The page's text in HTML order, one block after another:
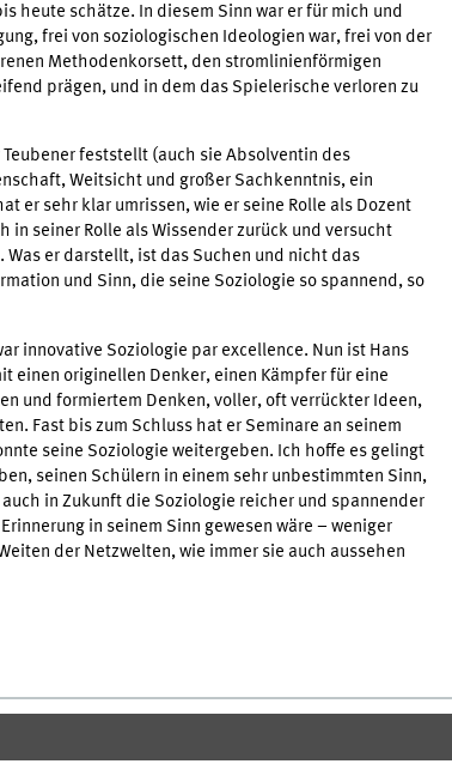
heute schätze. In diesem Sinn war er für mich und
frei von soziologischen Ideologien war, frei von der
Methodenkorsett, den stromlinienförmigen
prägen, und in dem das Spielerische verloren zu
feststellt (auch sie Absolventin des
Weitsicht und großer Sachkenntnis, ein
er sehr klar umrissen, wie er seine Rolle als Dozent
seiner Rolle als Wissender zurück und versucht
er darstellt, ist das Suchen und nicht das
und Sinn, die seine Soziologie so spannend, so
innovative Soziologie par excellence. Nun ist Hans
einen originellen Denker, einen Kämpfer für eine
und formiertem Denken, voller, oft verrückter Ideen,
Fast bis zum Schluss hat er Seminare an seinem
seine Soziologie weitergeben. Ich hoffe es gelingt
seinen Schülern in einem sehr unbestimmten Sinn,
in Zukunft die Soziologie reicher und spannender
in seinem Sinn gewesen wäre – weniger
der Netzwelten, wie immer sie auch aussehen